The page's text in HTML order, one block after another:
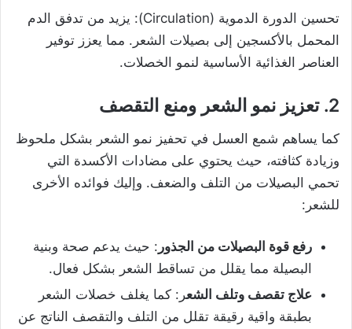
تحسين الدورة الدموية (Circulation): يزيد من تدفق الدم
المحمل بالأكسجين إلى بصيلات الشعر. مما يعزز توفير
العناصر الغذائية الأساسية لنمو الخصلات.
2. تعزيز نمو الشعر ومنع التقصف
كما يساهم شمع العسل في تحفيز نمو الشعر بشكل ملحوظ
وزيادة كثافته، حيث يحتوي على مضادات الأكسدة التي
تحمي البصيلات من التلف والضعف. وإليك فوائده الأخرى
للشعر:
رفع قوة البصيلات من الجذور : حيث يدعم صحة وبنية
البصيلة مما يقلل من تساقط الشعر بشكل فعال.
علاج تقصف وتلف الشعر: كما يغلف خصلات الشعر
بطبقة واقية رقيقة تقلل من التلف والتقصف الناتج عن